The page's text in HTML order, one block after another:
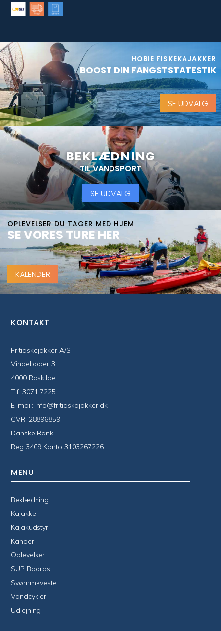
HOBIE FISKEKAJAKKER
BOOST DIN FANGSTSTATESTIK
SE UDVALG
BEKLÆDNING
TIL VANDSPORT
SE UDVALG
OPLEVELSER DU TAGER MED HJEM
SE VORES TURE HER
KALENDER
KONTAKT
Fritidskajakker A/S
Vindeboder 3
4000 Roskilde
Tlf.3071 7225
E-mail: info@fritidskajakker.dk
CVR. 28896859
Danske Bank
Reg 3409 Konto 3103267226
MENU
Beklædning
Kajakker
Kajakudstyr
Kanoer
Oplevelser
SUP Boards
Svømmeveste
Vandcykler
Udlejning